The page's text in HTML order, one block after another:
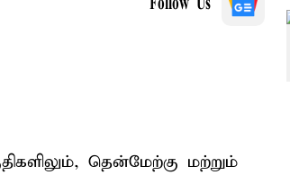
Follow Us
தென்மேற்கு மற்றும்